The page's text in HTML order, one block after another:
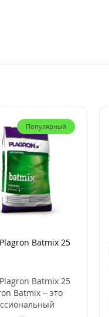
Популярный
Batmix 25
Batmix 25
Batmix – это